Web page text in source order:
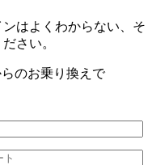
はよくわからない、そ
さい。